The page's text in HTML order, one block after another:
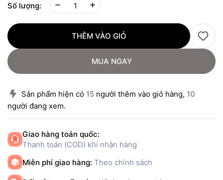
Số lượng:
THÊM VÀO GIỎ
MUA NGAY
Sản phẩm hiện có 15 người thêm vào giỏ hàng, 10
người đang xem.
Giao hàng toán quốc:
Thanh toán (COD) khi nhận hàng
Miễn phí giao hàng: Theo chính sách